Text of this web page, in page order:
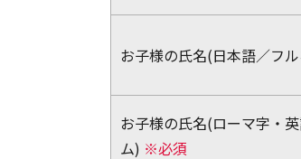
お子様の氏名(日本語／フ
お子様の氏名(ローマ字・
ム) ※必須